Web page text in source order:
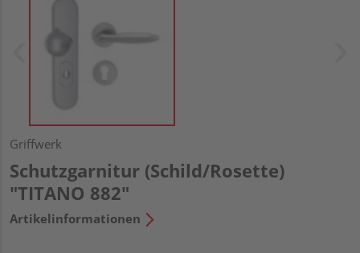
Griffwerk
Schutzgarnitur (Schild/Rosette)
"TITANO 882"
Artikelinformationen